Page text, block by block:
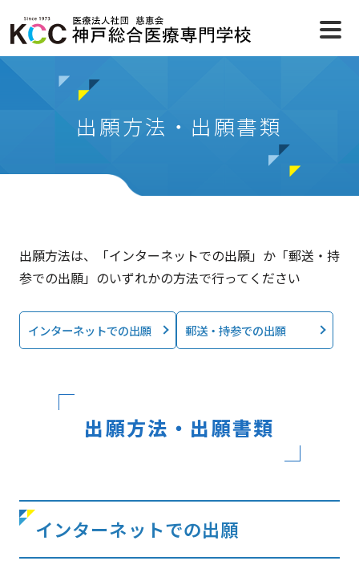
出願方法・出願書類
出願方法は、「インターネットでの出願」か「郵送・持
参での出願」のいずれかの方法で行ってください
インターネットでの出願 郵送・持参での出願
出願方法・出願書類
インターネットでの出願